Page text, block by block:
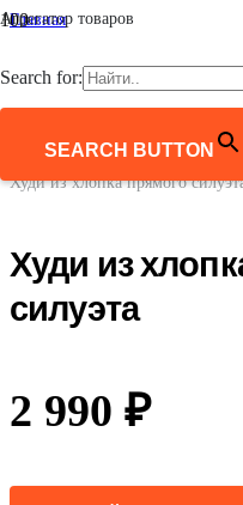
Агрегатор товаров
Search for:
SEARCH BUTTON
Главная
/
Толстовки
Худи из хлопка прямого
Худи из
силуэта
2 990 ₽